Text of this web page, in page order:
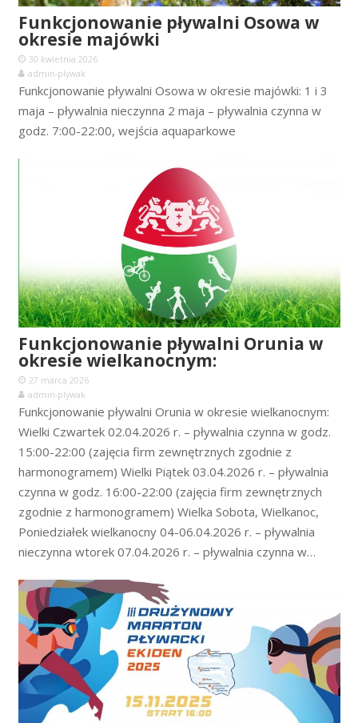
Funkcjonowanie pływalni Osowa w
okresie majówki
30 kwietnia 2026
admin-plywak
Funkcjonowanie pływalni Osowa w okresie majówki: 1 i 3
maja – pływalnia nieczynna 2 maja – pływalnia czynna w
godz. 7:00-22:00, wejścia aquaparkowe
Funkcjonowanie pływalni Orunia w
okresie wielkanocnym:
27 marca 2026
admin-plywak
Funkcjonowanie pływalni Orunia w okresie wielkanocnym:
Wielki Czwartek 02.04.2026 r. – pływalnia czynna w godz.
15:00-22:00 (zajęcia firm zewnętrznych zgodnie z
harmonogramem) Wielki Piątek 03.04.2026 r. – pływalnia
czynna w godz. 16:00-22:00 (zajęcia firm zewnętrznych
zgodnie z harmonogramem) Wielka Sobota, Wielkanoc,
Poniedziałek wielkanocny 04-06.04.2026 r. – pływalnia
nieczynna wtorek 07.04.2026 r. – pływalnia czynna w…